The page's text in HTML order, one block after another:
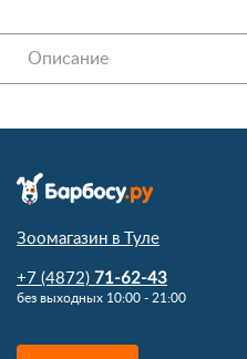
Описание
Зоомагазин в Туле
+7 (4872) 71-62-43
без выходных 10:00 - 21:00